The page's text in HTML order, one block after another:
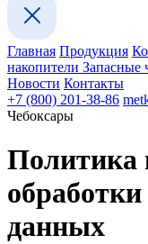
Главная Продукция
накопители Запасные
Новости Контакты
+7 (800) 201-38-86
Чебоксары
Политика
данных